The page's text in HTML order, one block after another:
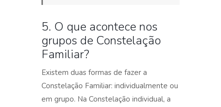
5. O que acontece nos
grupos de Constelação
Familiar?
Existem duas formas de fazer a
Constelação Familiar: individualmente ou
em grupo. Na Constelação individual, a